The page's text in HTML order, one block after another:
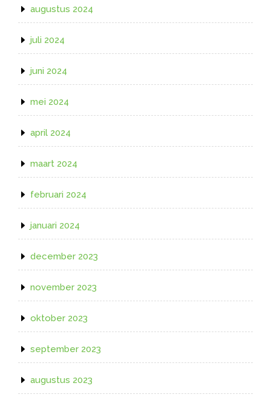
augustus 2024
juli 2024
juni 2024
mei 2024
april 2024
maart 2024
februari 2024
januari 2024
december 2023
november 2023
oktober 2023
september 2023
augustus 2023